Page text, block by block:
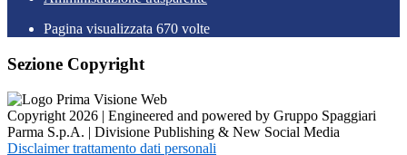
Pagina visualizzata 670 volte
Sezione Copyright
Copyright 2026 | Engineered and powered by Gruppo Spaggiari
Parma S.p.A. | Divisione Publishing & New Social Media
Disclaimer trattamento dati personali